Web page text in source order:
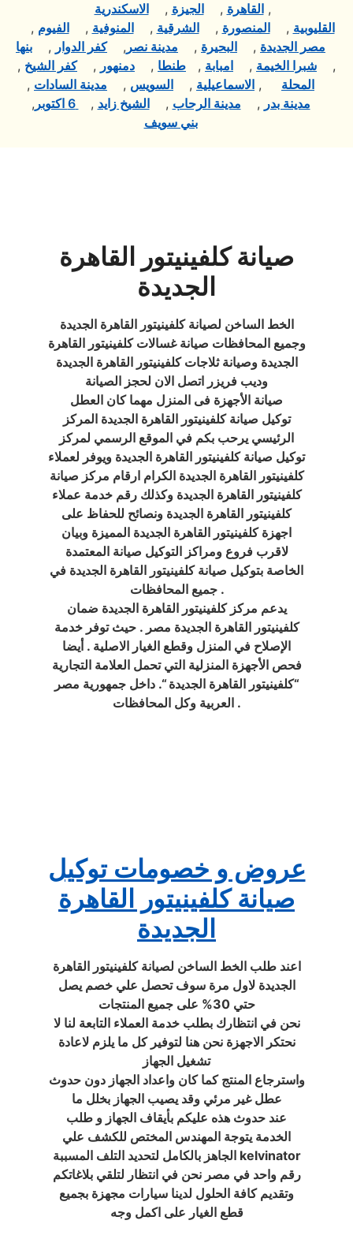
القاهرة ,الجيزة ,الاسكندرية
,
القليوبية ,المنصورة ,الشرقية ,المنوفية ,الفيوم ,
مصر الجديدة , البحيرة , مدينة نصر ,كفر الدوار , بنها
, شبرا الخيمة , امبابة , طنطا , دمنهور ,كفر الشيخ ,
المحلة , الاسماعيلية , السويس , مدينة السادات ,
مدينة بدر , مدينة الرحاب ,الشيخ زايد , 6 اكتوبر
,
بني سويف
صيانة كلفينيتور القاهرة
الجديدة
الخط الساخن لصيانة كلفينيتور القاهرة الجديدة
وجميع المحافظات صيانة غسالات كلفينيتور القاهرة
الجديدة وصيانة ثلاجات كلفينيتور القاهرة الجديدة
وديب فريزر اتصل الان لحجز الصيانة
صيانة الأجهزة فى المنزل مهما كان العطل
توكيل صيانة كلفينيتور القاهرة الجديدة المركز
الرئيسي يرحب بكم في الموقع الرسمي لمركز
توكيل صيانة كلفينيتور القاهرة الجديدة ويوفر لعملاء
كلفينيتور القاهرة الجديدة الكرام ارقام مركز صيانة
كلفينيتور القاهرة الجديدة وكذلك رقم خدمة عملاء
كلفينيتور القاهرة الجديدة ونصائح للحفاظ على
اجهزة كلفينيتور القاهرة الجديدة المميزة وبيان
لاقرب فروع ومراكز التوكيل صيانة المعتمدة
الخاصة بتوكيل صيانة كلفينيتور القاهرة الجديدة في
جميع المحافظات .
يدعم مركز كلفينيتور القاهرة الجديدة ضمان
كلفينيتور القاهرة الجديدة مصر . حيث توفر خدمة
الإصلاح في المنزل وقطع الغيار الاصلية . أيضا
فحص الأجهزة المنزلية التي تحمل العلامة التجارية
“كلفينيتور القاهرة الجديدة “. داخل جمهورية مصر
العربية وكل المحافظات .
عروض و خصومات توكيل
صيانة كلفينيتور القاهرة
الجديدة
اعند طلب الخط الساخن لصيانة كلفينيتور القاهرة
الجديدة لاول مرة سوف تحصل علي خصم يصل
حتي 30% على جميع المنتجات
نحن في انتظارك بطلب خدمة العملاء التابعة لنا لا
نحتكر الاجهزة نحن هنا لتوفير كل ما يلزم لاعادة
تشغيل الجهاز
واسترجاع المنتج كما كان واعداد الجهاز دون حدوث
عطل غير مرئي وقد يصيب الجهاز بخلل ما
عند حدوث هذه عليكم بأيقاف الجهاز و طلب
الخدمة يتوجة المهندس المختص للكشف علي
الجاهز بالكامل لتحديد التلف المسببة kelvinator
رقم واحد في مصر نحن في انتظار لتلقي بلاغاتكم
وتقديم كافة الحلول لدينا سيارات مجهزة بجميع
قطع الغيار على اكمل وجه